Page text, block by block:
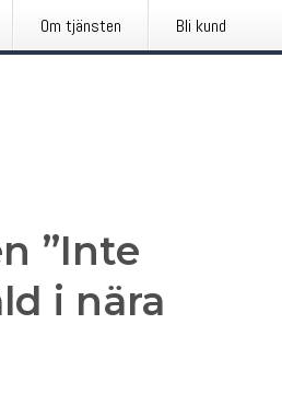
Om tjänsten Bli kund
”Inte
i nära